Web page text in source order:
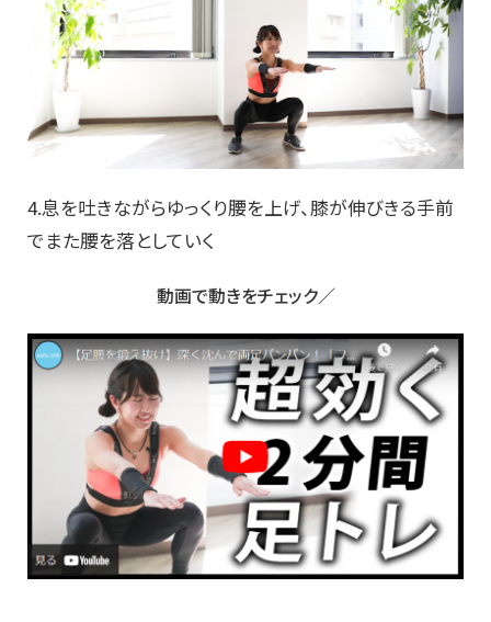
4.息を吐きながらゆっくり腰を上げ、膝が伸びきる手前
でまた腰を落としていく
動画で動きをチェック／